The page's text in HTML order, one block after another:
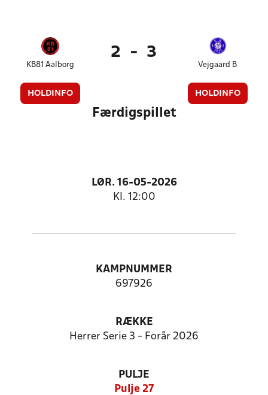
KB81 Aalborg
HOLDINFO
2 - 3
Vejgaard B
HOLDINFO
Færdigspillet
LØR. 16-05-2026
Kl. 12:00
KAMPNUMMER
697926
RÆKKE
Herrer Serie 3 - Forår 2026
PULJE
Pulje 27